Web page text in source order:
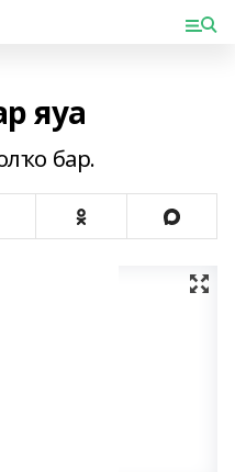
яуа
бар.